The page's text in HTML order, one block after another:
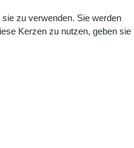
zu verwenden. Sie werden
Kerzen zu nutzen, geben sie